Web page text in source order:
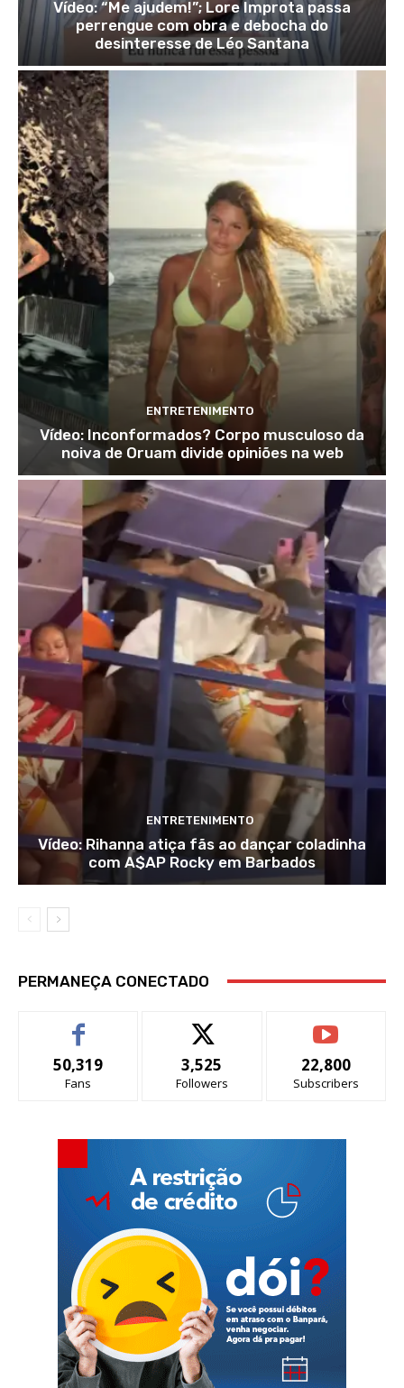
Vídeo: “Me ajudem!”; Lore Improta passa
perrengue com obra e debocha do
desinteresse de Léo Santana
ENTRETENIMENTO
Vídeo: Inconformados? Corpo musculoso da
noiva de Oruam divide opiniões na web
ENTRETENIMENTO
Vídeo: Rihanna atiça fãs ao dançar coladinha
com A$AP Rocky em Barbados
PERMANEÇA CONECTADO
50,319
Fans
3,525
Followers
22,800
Subscribers